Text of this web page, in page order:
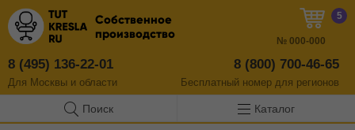
Собственное
производство
8 (495) 136-22-01
Для Москвы и области
8 (800) 700-46-65
Бесплатный номер для регионов
5
№ 000-000
Поиск Каталог